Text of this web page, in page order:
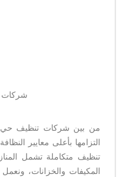
شركات
من بين شركات تنظيف حي
التزامها بأعلى معايير
تنظيف متكاملة تشمل
المكيفات والخزانات،